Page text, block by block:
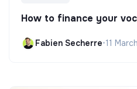
How to finance your
Fabien Secherre•11